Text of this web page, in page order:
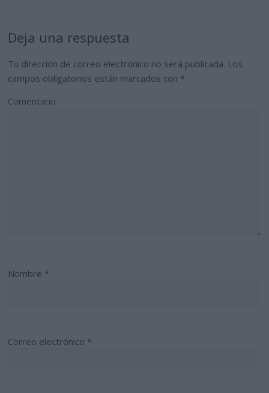
Deja una respuesta
Tu dirección de correo electrónico no será publicada. Los
campos obligatorios están marcados con *
Comentario
Nombre *
Correo electrónico *